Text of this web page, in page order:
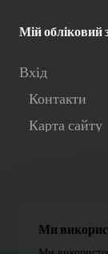
Ми
Мій обліковий
Вхід
Контакти
Карта сайту